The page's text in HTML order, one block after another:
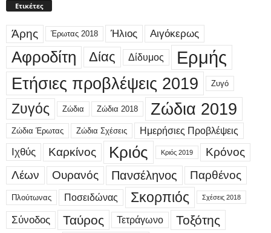
Ετικέτες
Άρης Έρωτας 2018 Ήλιος Αιγόκερως
Αφροδίτη Δίας Δίδυμος Ερμής
Ετήσιες προβλέψεις 2019 Ζυγό
Ζυγός Ζώδια Ζώδια 2018 Ζώδια 2019
Ζώδια Έρωτας Ζώδια Σχέσεις Ημερήσιες Προβλέψεις
Ιχθύς Καρκίνος Κριός Κριός 2019
Κρόνος
Λέων
Ουρανός Πανσέληνος Παρθένος
Πλούτωνας Ποσειδώνας Σκορπιός Σχέσεις 2018
Σύνοδος Ταύρος Τετράγωνο Τοξότης